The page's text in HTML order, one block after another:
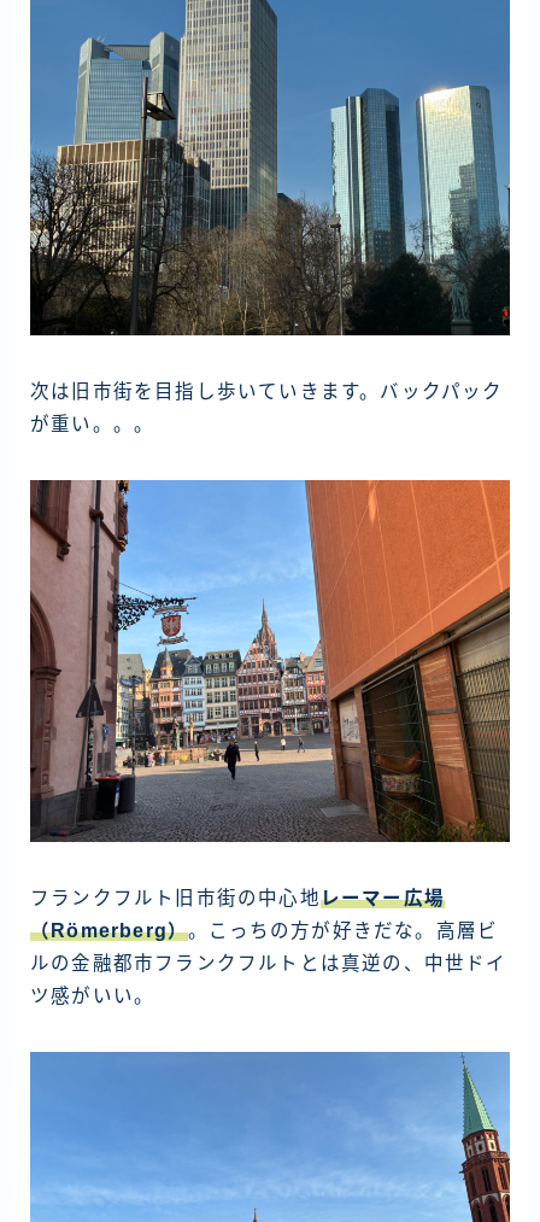
次は旧市街を目指し歩いていきます。バックパック
が重い。。。
フランクフルト旧市街の中心地レーマー広場
（Römerberg）。こっちの方が好きだな。高層ビ
ルの金融都市フランクフルトとは真逆の、中世ドイ
ツ感がいい。